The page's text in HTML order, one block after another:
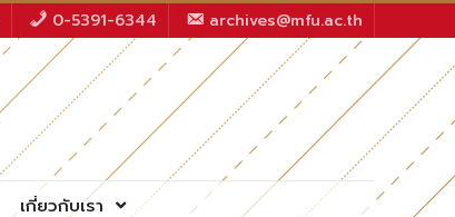
0-5391-6344 archives@mfu.ac.th
เกี่ยวกับเรา